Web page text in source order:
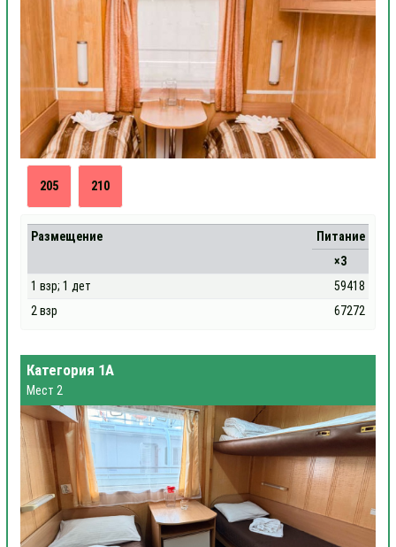
205 210
Размещение
Питание
×3
1 взр; 1 дет
59418
2 взр
67272
Категория 1А
Мест 2